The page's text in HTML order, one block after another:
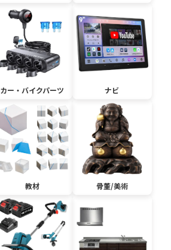
カー・バイクパーツ ナビ
教材 骨董/美術